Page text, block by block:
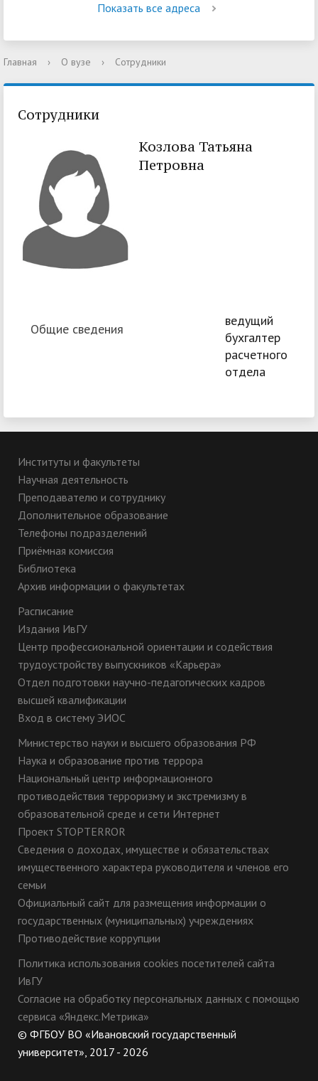
Показать все адреса
Главная › О вузе › Сотрудники
Сотрудники
Козлова Татьяна
Петровна
Общие сведения
ведущий
бухгалтер
расчетного
отдела
Институты и факультеты
Научная деятельность
Преподавателю и сотруднику
Дополнительное образование
Телефоны подразделений
Приёмная комиссия
Библиотека
Архив информации о факультетах
Расписание
Издания ИвГУ
Центр профессиональной ориентации и содействия
трудоустройству выпускников «Карьера»
Отдел подготовки научно-педагогических кадров
высшей квалификации
Вход в систему ЭИОС
Министерство науки и высшего образования РФ
Наука и образование против террора
Национальный центр информационного
противодействия терроризму и экстремизму в
образовательной среде и сети Интернет
Проект STOPTERROR
Сведения о доходах, имуществе и обязательствах
имущественного характера руководителя и членов его
семьи
Официальный сайт для размещения информации о
государственных (муниципальных) учреждениях
Противодействие коррупции
Политика использования cookies посетителей сайта
ИвГУ
Согласие на обработку персональных данных с помощью
сервиса «Яндекс.Метрика»
© ФГБОУ ВО «Ивановский государственный
университет», 2017 - 2026